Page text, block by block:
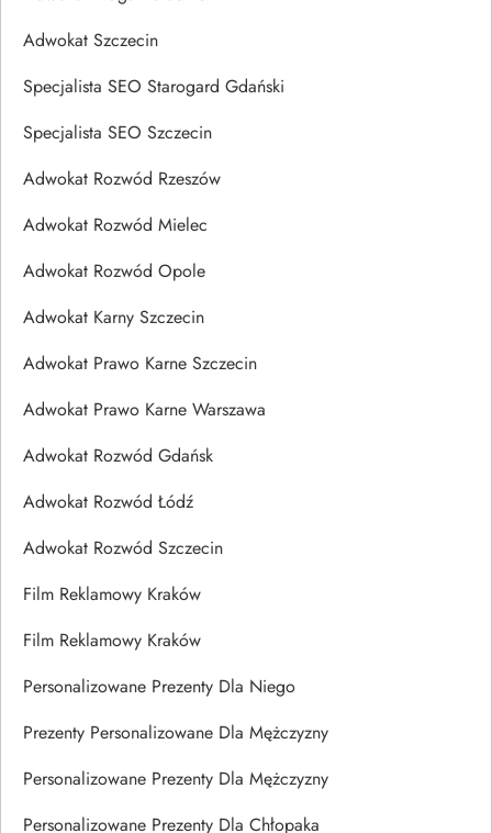
Adwokat Szczecin
Specjalista SEO Starogard Gdański
Specjalista SEO Szczecin
Adwokat Rozwód Rzeszów
Adwokat Rozwód Mielec
Adwokat Rozwód Opole
Adwokat Karny Szczecin
Adwokat Prawo Karne Szczecin
Adwokat Prawo Karne Warszawa
Adwokat Rozwód Gdańsk
Adwokat Rozwód Łódź
Adwokat Rozwód Szczecin
Film Reklamowy Kraków
Film Reklamowy Kraków
Personalizowane Prezenty Dla Niego
Prezenty Personalizowane Dla Mężczyzny
Personalizowane Prezenty Dla Mężczyzny
Personalizowane Prezenty Dla Chłopaka